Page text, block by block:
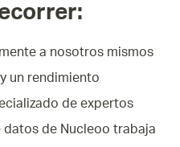
a nosotros mismos
un rendimiento
de expertos
de Nucleoo trabaja